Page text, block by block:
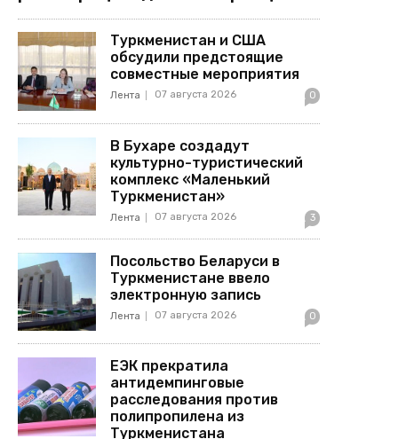
Туркменистан и США
обсудили предстоящие
совместные мероприятия
Лента 07 августа 2026 0
В Бухаре создадут
культурно-туристический
комплекс «Маленький
Туркменистан»
Лента 07 августа 2026 3
Посольство Беларуси в
Туркменистане ввело
электронную запись
Лента 07 августа 2026 0
ЕЭК прекратила
антидемпинговые
расследования против
полипропилена из
Туркменистана